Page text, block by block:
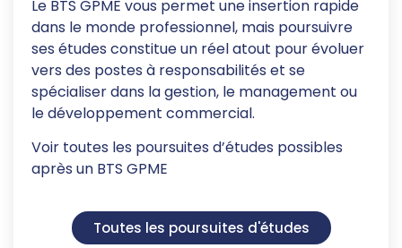
Le BTS GPME vous permet une insertion rapide
dans le monde professionnel, mais poursuivre
ses études constitue un réel atout pour évoluer
vers des postes à responsabilités et se
spécialiser dans la gestion, le management ou
le développement commercial.
Voir toutes les poursuites d’études possibles
après un BTS GPME
Toutes les poursuites d'études